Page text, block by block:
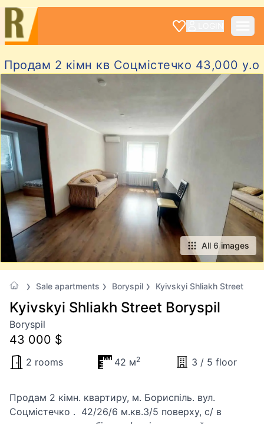
Продам 2 кімн кв Соцмістечко 43,000 у.о
All 6 images
Sale apartments Boryspil Kyivskyi Shliakh Street
Kyivskyi Shliakh Street Boryspil
Boryspil
43 000 $
2 rooms 42 м2 3 / 5 floor
Продам 2 кімн. квартиру, м. Бориспіль. вул.
Соцмістечко . 42/26/6 м.кв.3/5 поверху, с/ в